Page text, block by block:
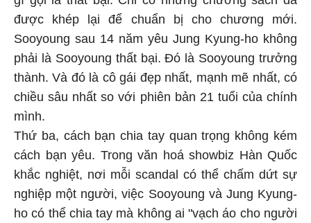
được khép lại để chuẩn bị cho chương mới.
Sooyoung sau 14 năm yêu Jung Kyung-ho không
phải là Sooyoung thất bại. Đó là Sooyoung trưởng
thành. Và đó là cô gái đẹp nhất, mạnh mẽ nhất, có
chiều sâu nhất so với phiên bản 21 tuổi của chính
mình.
Thứ ba, cách bạn chia tay quan trọng không kém
cách bạn yêu. Trong văn hoá showbiz Hàn Quốc
khắc nghiệt, nơi mỗi scandal có thể chấm dứt sự
nghiệp một người, việc Sooyoung và Jung Kyung-
ho có thể chia tay mà không ai "vạch áo cho người